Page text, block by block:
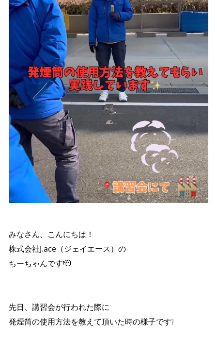
みなさん、こんにちは！
株式会社J.ace（ジェイエース）の
ちーちゃんです🫡
先日、講習会が行われた際に
発煙筒の使用方法を教えて頂いた時の様子です❕